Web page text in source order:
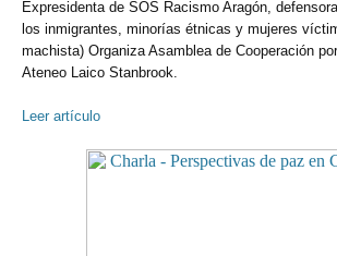
Expresidenta de SOS Racismo Aragón,
los inmigrantes, minorías étnicas y mujeres
machista) Organiza Asamblea de Cooperación
Ateneo Laico Stanbrook.
Leer artículo